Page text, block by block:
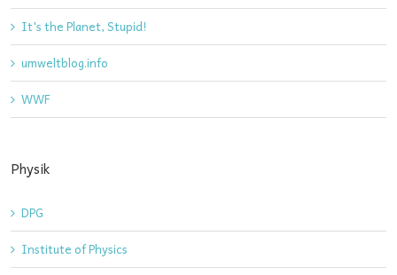
It's the Planet, Stupid!
umweltblog.info
WWF
Physik
DPG
Institute of Physics